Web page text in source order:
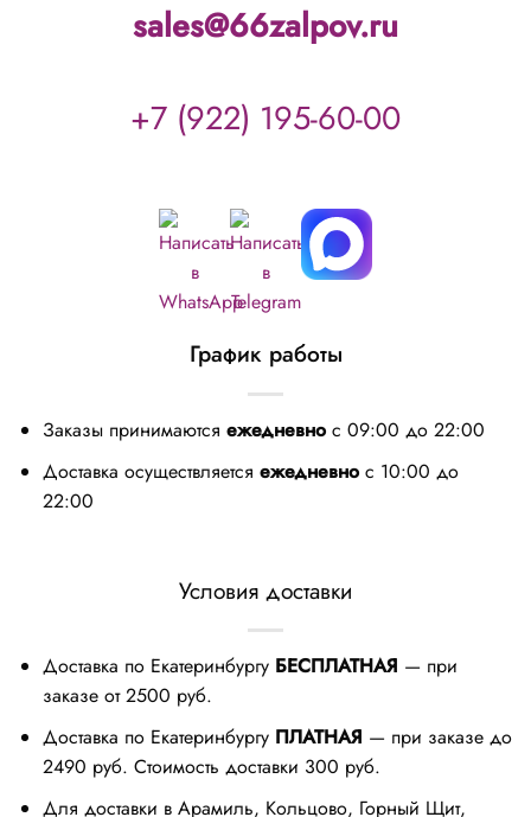
sales@66zalpov.ru
+7 (922) 195-60-00
График работы
Заказы принимаются ежедневнос 09:00 до 22:00
Доставка осуществляется ежедневнос 10:00 до
22:00
Условия доставки
Доставка по Екатеринбургу БЕСПЛАТНАЯ — при
заказе от 2500 руб.
Доставка по Екатеринбургу ПЛАТНАЯ — при заказе до
2490 руб. Стоимость доставки 300 руб.
Для доставки в Арамиль, Кольцово, Горный Щит,